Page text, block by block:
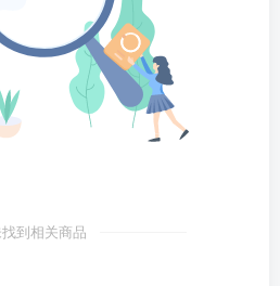
到相关商品